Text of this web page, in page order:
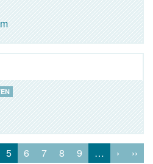
5 6 7 8 9 … › ››